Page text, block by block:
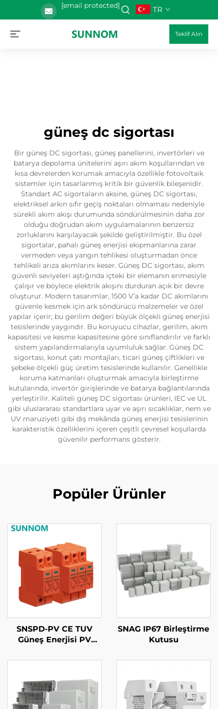
[email protected] TR
Teklif Alın
güneş dc sigortası
Bir güneş DC sigortası, güneş panellerini, invertörleri ve
batarya depolama ünitelerini aşırı akım koşullarından ve
kısa devrelerden korumak amacıyla özellikle fotovoltaik
sistemler için tasarlanmış kritik bir güvenlik bileşenidir.
Standart AC sigortaların aksine, güneş DC sigortası,
elektriksel arkın sıfır geçiş noktaları olmaması nedeniyle
sürekli akım akışı durumunda söndürülmesinin daha zor
olduğu doğrudan akım uygulamalarının benzersiz
zorluklarını karşılayacak şekilde geliştirilmiştir. Bu özel
sigortalar, pahalı güneş enerjisi ekipmanlarına zarar
vermeden veya yangın tehlikesi oluşturmadan önce
tehlikeli arıza akımlarını keser. Güneş DC sigortası, akım
güvenli seviyeleri aştığında içteki bir elemanın erimesiyle
çalışır ve böylece elektrik akışını durduran açık bir devre
oluşturur. Modern tasarımlar, 1500 V’a kadar DC akımlarını
güvenle kesmek için ark söndürücü malzemeler ve özel
yapılar içerir; bu gerilim değeri büyük ölçekli güneş enerjisi
tesislerinde yaygındır. Bu koruyucu cihazlar, gerilim, akım
kapasitesi ve kesme kapasitesine göre sınıflandırılır ve farklı
sistem yapılandırmalarıyla uyumluluk sağlar. Güneş DC
sigortası, konut çatı montajları, ticari güneş çiftlikleri ve
şebeke ölçekli güç üretim tesislerinde kullanılır. Genellikle
koruma katmanları oluşturmak amacıyla birleştirme
kutularında, invertör girişlerinde ve batarya bağlantılarında
yerleştirilir. Kaliteli güneş DC sigortası ürünleri, IEC ve UL
gibi uluslararası standartlara uyar ve aşırı sıcaklıklar, nem ve
UV maruziyeti gibi dış mekânda güneş enerjisi tesislerinin
karakteristik özelliklerini içeren çeşitli çevresel koşullarda
güvenilir performans gösterir.
Popüler Ürünler
SNSPD-PV CE TUV
Güneş Enerjisi PV
500V 600V 800V
Paratoner Koruyucu
Gerilim Dalgalanma
Koruyucusu SPD
SNAG IP67 Birleştirme
Kutusu